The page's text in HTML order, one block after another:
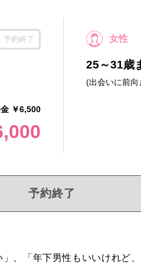
予約終了
￥6,500
女性
25～31歳
(出会いに前向
予約終了
」、「年下男性もいいけれ